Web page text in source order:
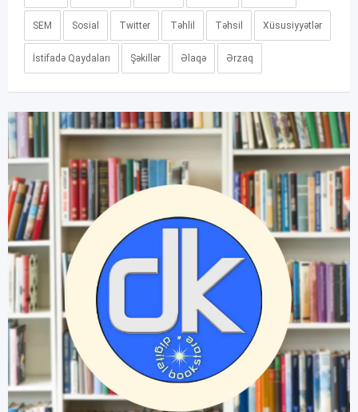
SEM Sosial Twitter Təhlil Təhsil Xüsusiyyətlər
İstifadə Qaydaları Şəkillər Əlaqə Ərzaq